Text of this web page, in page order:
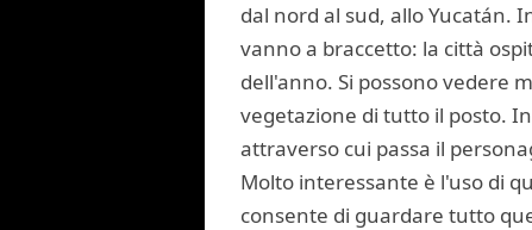
dal nord al sud, allo Yucatán.
vanno a braccetto: la città
dell'anno. Si possono vedere
vegetazione di tutto il posto.
attraverso cui passa il
Molto interessante è l'uso di
consente di guardare tutto